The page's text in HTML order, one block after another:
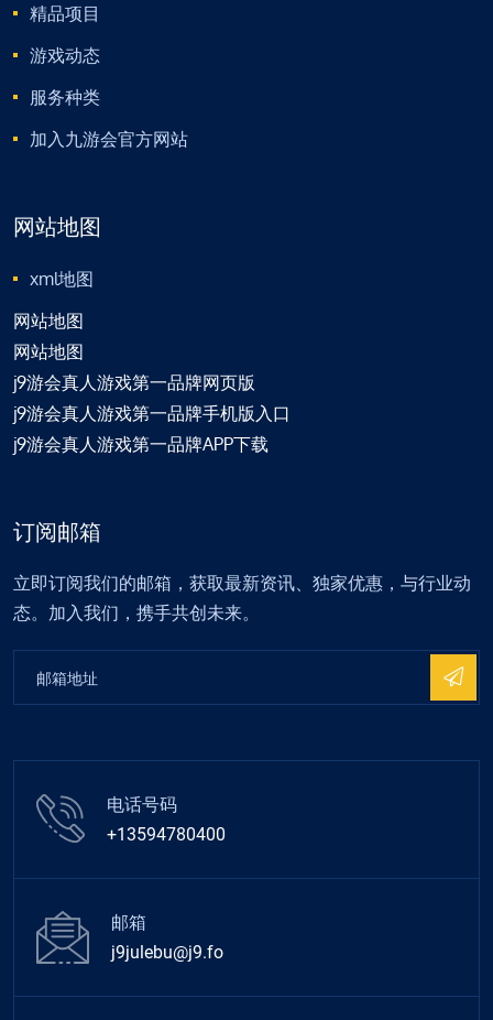
精品项目
游戏动态
服务种类
加入九游会官方网站
网站地图
xml地图
网站地图
网站地图
j9游会真人游戏第一品牌网页版
j9游会真人游戏第一品牌手机版入口
j9游会真人游戏第一品牌APP下载
订阅邮箱
立即订阅我们的邮箱，获取最新资讯、独家优惠，与行业动
态。加入我们，携手共创未来。
电话号码
+13594780400
邮箱
j9julebu@j9.fo